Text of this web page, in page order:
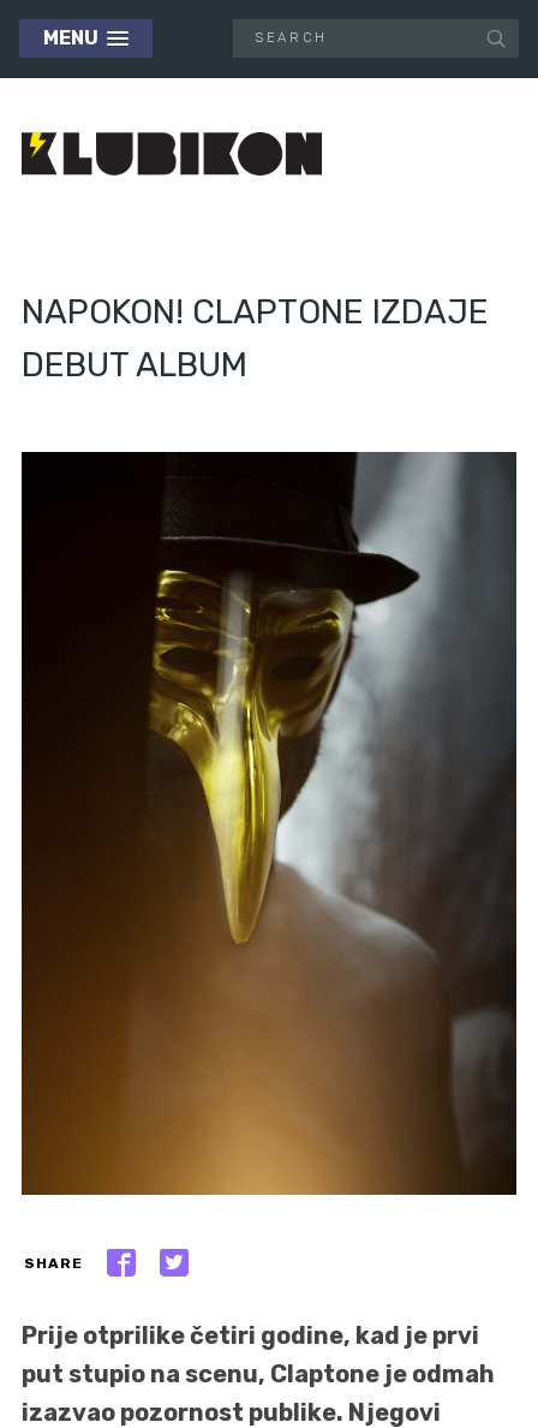
MENU
NAPOKON! CLAPTONE IZDAJE
DEBUT ALBUM
SHARE
Prije otprilike četiri godine, kad je prvi
put stupio na scenu, Claptone je odmah
izazvao pozornost publike. Njegovi